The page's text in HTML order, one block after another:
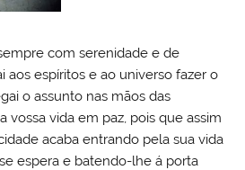
com serenidade e de
aos espíritos e ao universo fazer o
o assunto nas mãos das
vossa vida em paz, pois que assim
acaba entrando pela sua vida
espera e batendo-lhe á porta